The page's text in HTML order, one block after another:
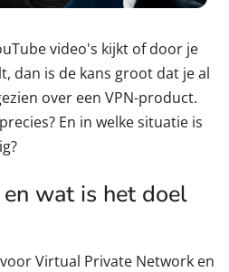
video's kijkt of door je
dan is de kans groot dat je al
over een VPN-product.
En in welke situatie is
wat is het doel
Virtual Private Network en